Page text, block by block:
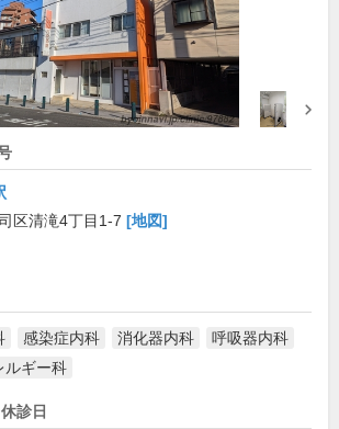
区清滝4丁目1-7 [地図]
感染症内科 消化器内科
呼吸器内科
ルギー科
診日